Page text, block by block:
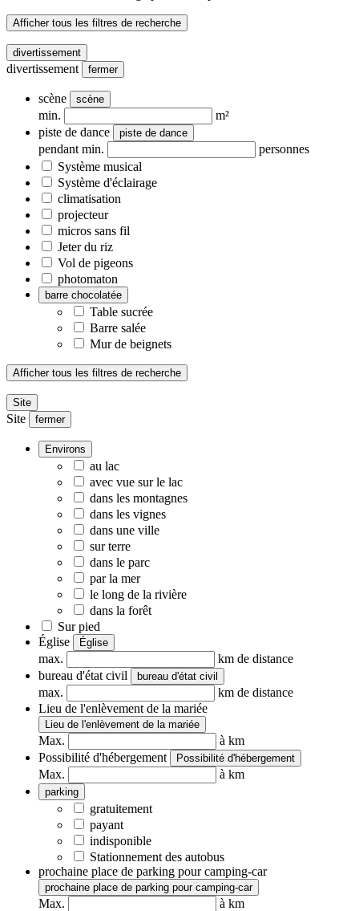
Afficher tous les filtres de recherche
divertissement
divertissement fermer
scène scène
min.
m²
piste de dance
piste de dance
pendant min.
personnes
Système musical
Système d'éclairage
climatisation
projecteur
micros sans fil
Jeter du riz
Vol de pigeons
photomaton
barre chocolatée
Table sucrée
Barre salée
Mur de beignets
Afficher tous les filtres de recherche
Site
Site fermer
Environs
au lac
avec vue sur le lac
dans les montagnes
dans les vignes
dans une ville
sur terre
dans le parc
par la mer
le long de la rivière
dans la forêt
Sur pied
Église
Église
max.
km de distance
bureau d'état civil
bureau d'état civil
max.
km de distance
Lieu de l'enlèvement de la mariée
Lieu de l'enlèvement de la mariée
Max.
à km
Possibilité d'hébergement
Possibilité d'hébergement
Max. à km
parking
gratuitement
payant
indisponible
Stationnement des autobus
prochaine place de parking pour camping-car
prochaine place de parking pour camping-car
Max.
à km